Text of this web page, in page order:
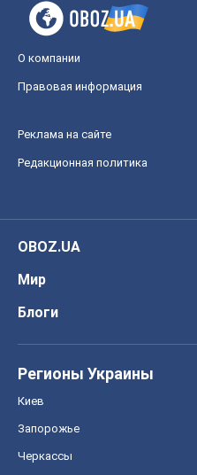
О компании
Правовая информация
Реклама на сайте
Редакционная политика
OBOZ.UA
Мир
Блоги
Регионы Украины
Киев
Запорожье
Черкассы